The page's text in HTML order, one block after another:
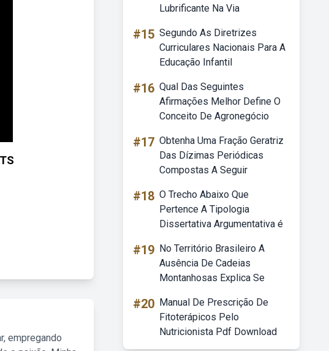
empregando
Lubrificante Na Via
#15 Segundo As Diretrizes
Curriculares Nacionais Para A
Educação Infantil
#16 Qual Das Seguintes
Afirmações Melhor Define O
Conceito De Agronegócio
#17 Obtenha Uma Fração Geratriz
Das Dízimas Periódicas
Compostas A Seguir
#18 O Trecho Abaixo Que
Pertence A Tipologia
Dissertativa Argumentativa é
#19 No Território Brasileiro A
Ausência De Cadeias
Montanhosas Explica Se
#20 Manual De Prescrição De
Fitoterápicos Pelo
Nutricionista Pdf Download